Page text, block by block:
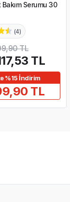
Serumu 30
(4)
TL
TL
%15 İndirim
TL